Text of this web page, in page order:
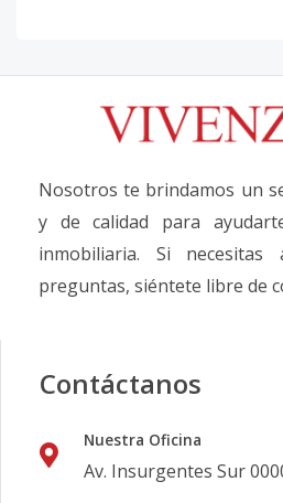
Nosotros te brindamos un
y de calidad para
inmobiliaria. Si necesitas
preguntas, siéntete libre de
Contáctanos
Nuestra Oficina
Av. Insurgentes Sur